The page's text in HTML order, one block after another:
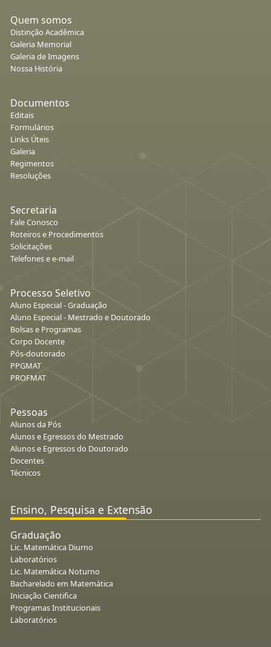
Quem somos
Distinção Acadêmica
Galeria Memorial
Galeria de Imagens
Nossa História
Documentos
Editais
Formulários
Links Úteis
Galeria
Regimentos
Resoluções
Secretaria
Fale Conosco
Roteiros e Procedimentos
Solicitações
Telefones e e-mail
Processo Seletivo
Aluno Especial - Graduação
Aluno Especial - Mestrado e Doutorado
Bolsas e Programas
Corpo Docente
Pós-doutorado
PPGMAT
PROFMAT
Pessoas
Alunos da Pós
Alunos e Egressos do Mestrado
Alunos e Egressos do Doutorado
Docentes
Técnicos
Ensino, Pesquisa e Extensão
Graduação
Lic. Matemática Diurno
Laboratórios
Lic. Matemática Noturno
Bacharelado em Matemática
Iniciação Cientifica
Programas Institucionais
Laboratórios